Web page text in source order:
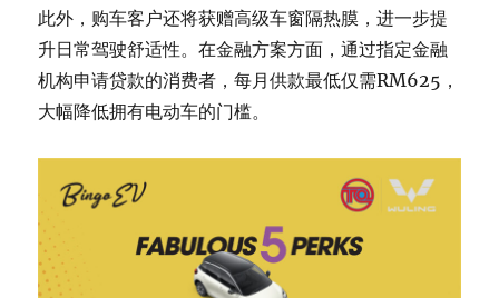
此外，购车客户还将获赠高级车窗隔热膜，进一步提
升日常驾驶舒适性。在金融方案方面，通过指定金融
机构申请贷款的消费者，每月供款最低仅需RM625，
大幅降低拥有电动车的门槛。